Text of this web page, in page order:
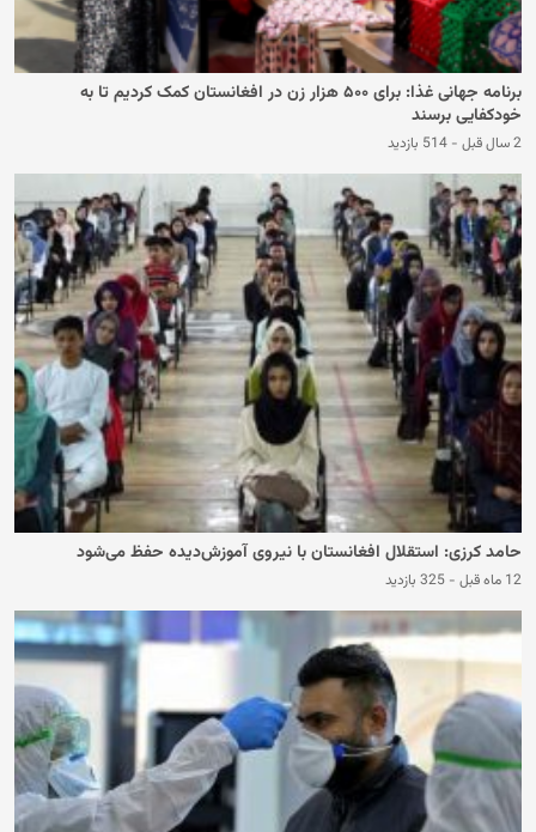
برنامه جهانی غذا: برای ۵۰۰ هزار زن در افغانستان کمک کردیم تا به
خودکفایی برسند
2 سال قبل - 514 بازدید
حامد کرزی: استقلال افغانستان با نیروی آموزش‌دیده حفظ می‌شود
12 ماه قبل - 325 بازدید